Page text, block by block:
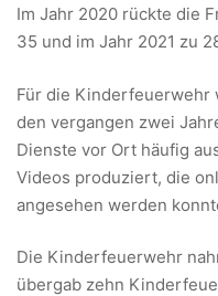
Im Jahr 2020 rückte die
35 und im Jahr 2021 zu
Für die Kinderfeuerwehr
den vergangen zwei
Dienste vor Ort häufig
Videos produziert, die
angesehen werden
Die Kinderfeuerwehr
übergab zehn